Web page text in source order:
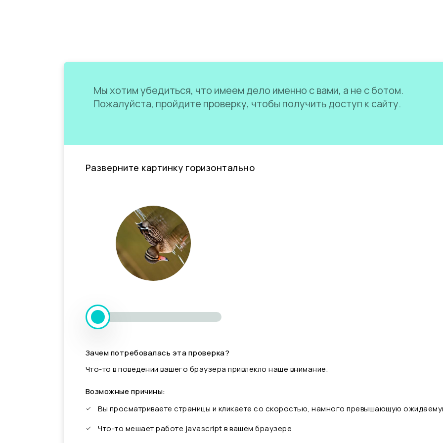
Мы хотим убедиться, что имеем дело именно с вами, а не с ботом.
Пожалуйста, пройдите проверку, чтобы получить доступ к сайту.
Разверните картинку горизонтально
Зачем потребовалась эта проверка?
Что-то в поведении вашего браузера привлекло наше внимание.
Возможные причины:
Вы просматриваете страницы и кликаете со скоростью, намного превышающую
Что-то мешает работе javascript в вашем браузере